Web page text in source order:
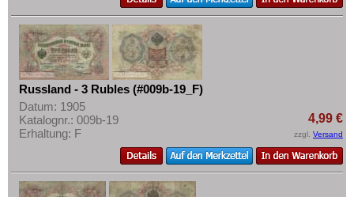
Russland - 3 Rubles (#009b-19_F)
Datum: 1905
Katalognr.: 009b-19
Erhaltung: F
4,99 €
zzgl. Versand